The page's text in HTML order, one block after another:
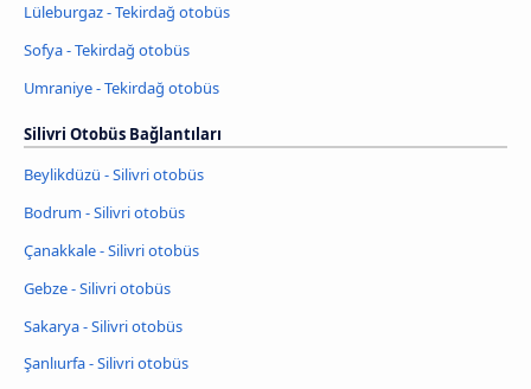
Lüleburgaz - Tekirdağ otobüs
Sofya - Tekirdağ otobüs
Umraniye - Tekirdağ otobüs
Silivri Otobüs Bağlantıları
Beylikdüzü - Silivri otobüs
Bodrum - Silivri otobüs
Çanakkale - Silivri otobüs
Gebze - Silivri otobüs
Sakarya - Silivri otobüs
Şanlıurfa - Silivri otobüs